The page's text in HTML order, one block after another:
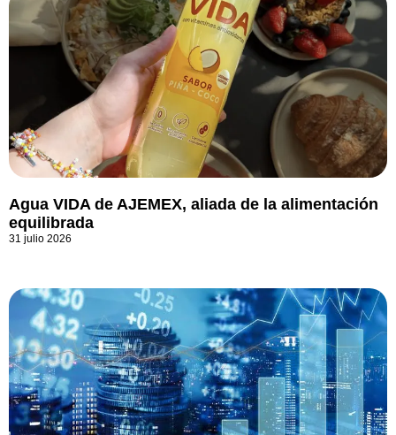
Agua VIDA de AJEMEX, aliada de la alimentación
equilibrada
31 julio 2026